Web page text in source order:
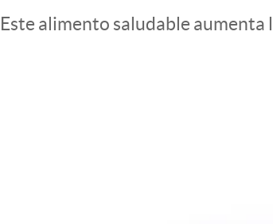
Este alimento saludable aumenta